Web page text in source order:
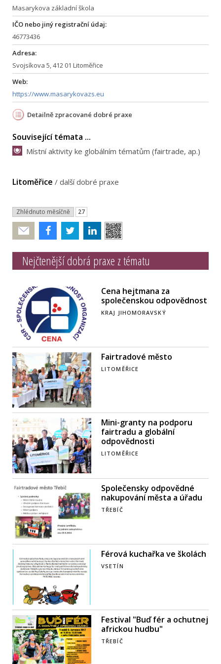
Masarykova základní škola
IČO nebo jiný registrační údaj:
46773436
Adresa:
Svojsíkova 5, 412 01 Litoměřice
Web:
https://www.masarykovazs.eu
Detailně zpracované dobré praxe
Související témata ...
Místní aktivity ke globálním tématům (fairtrade, ap.)
Litoměřice / další dobré praxe
Zhlédnuto měsíčně 27
Poslat
Nejčtenější dobrá praxe z tématu
Cena hejtmana za
společenskou odpovědnost
KRAJ JIHOMORAVSKÝ
Fairtradové město
LITOMĚŘICE
Mini-granty na podporu
fairtradu a globální
odpovědnosti
LITOMĚŘICE
Společensky odpovědné
nakupování města a úřadu
TŘEBÍČ
Férová kuchařka ve školách
VSETÍN
Festival "Buď fér a ochutnej
africkou hudbu"
TŘEBÍČ